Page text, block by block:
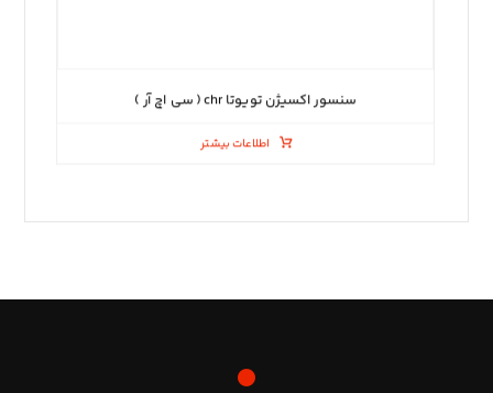
سنسور اکسیژن تویوتا chr ( سی اچ آر )
اطلاعات بیشتر